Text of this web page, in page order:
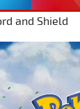
and Shield